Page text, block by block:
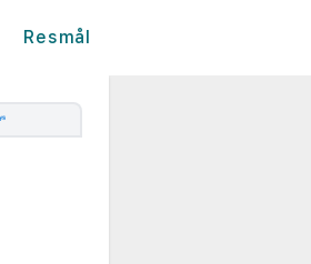
Resmål